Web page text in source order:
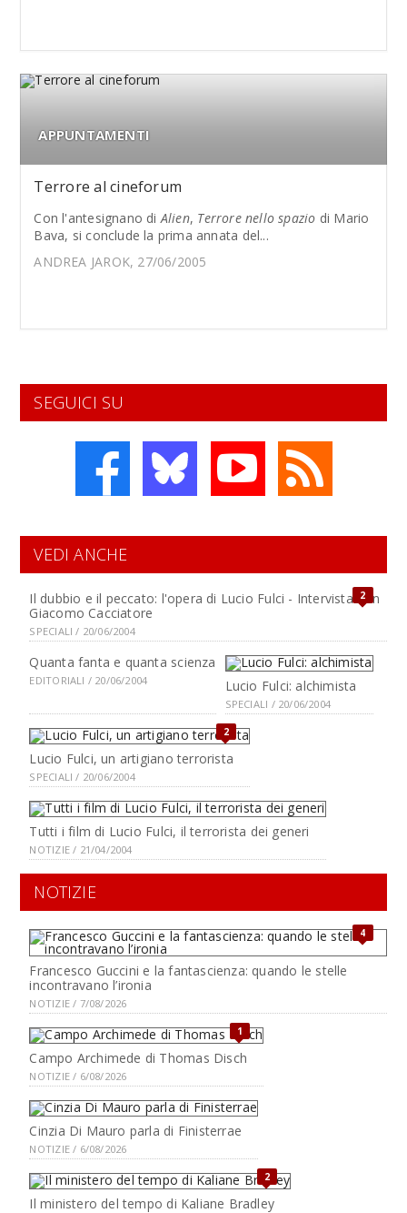
APPUNTAMENTI
Terrore al cineforum
Con l'antesignano di Alien, Terrore nello spazio di Mario
Bava, si conclude la prima annata del...
ANDREA JAROK, 27/06/2005
SEGUICI SU
VEDI ANCHE
2
Il dubbio e il peccato: l'opera di Lucio Fulci - Intervista con
Giacomo Cacciatore
SPECIALI / 20/06/2004
Quanta fanta e quanta scienza
EDITORIALI / 20/06/2004 Lucio Fulci: alchimista
SPECIALI / 20/06/2004
2
Lucio Fulci, un artigiano terrorista
SPECIALI / 20/06/2004
Tutti i film di Lucio Fulci, il terrorista dei generi
NOTIZIE / 21/04/2004
NOTIZIE
4
Francesco Guccini e la fantascienza: quando le stelle
incontravano l’ironia
NOTIZIE / 7/08/2026
1
Campo Archimede di Thomas Disch
NOTIZIE / 6/08/2026
Cinzia Di Mauro parla di Finisterrae
NOTIZIE / 6/08/2026
2
Il ministero del tempo di Kaliane Bradley